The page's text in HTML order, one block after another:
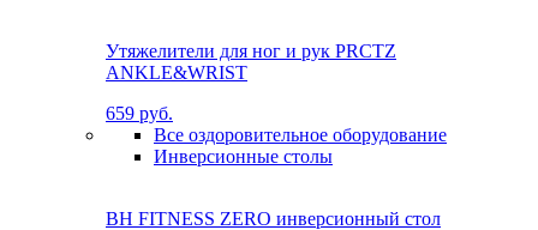
Утяжелители для ног и рук PRCTZ
ANKLE&WRIST
659 руб.
Все оздоровительное оборудование
Инверсионные столы
BH FITNESS ZERO инверсионный стол